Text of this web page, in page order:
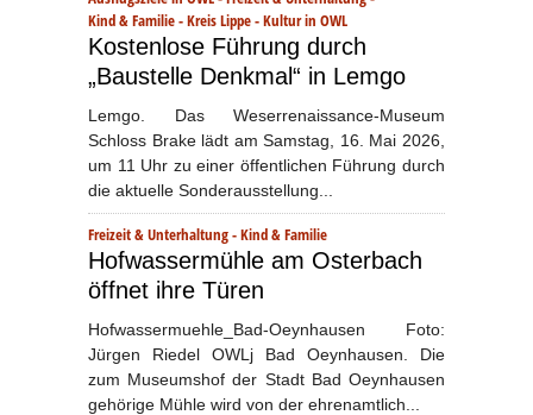
Kind & Familie-Kreis Lippe-Kultur in OWL
Kostenlose Führung durch
„Baustelle Denkmal“ in Lemgo
Lemgo. Das Weserrenaissance-Museum
Schloss Brake lädt am Samstag, 16. Mai 2026,
um 11 Uhr zu einer öffentlichen Führung durch
die aktuelle Sonderausstellung...
Freizeit & Unterhaltung-Kind & Familie
Hofwassermühle am Osterbach
öffnet ihre Türen
Hofwassermuehle_Bad-Oeynhausen Foto:
Jürgen Riedel OWLj Bad Oeynhausen. Die
zum Museumshof der Stadt Bad Oeynhausen
gehörige Mühle wird von der ehrenamtlich...